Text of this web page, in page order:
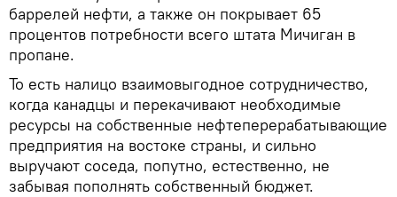
баррелей нефти, а также он покрывает 65
процентов потребности всего штата Мичиган в
пропане.
То есть налицо взаимовыгодное сотрудничество,
когда канадцы и перекачивают необходимые
ресурсы на собственные нефтеперерабатывающие
предприятия на востоке страны, и сильно
выручают соседа, попутно, естественно, не
забывая пополнять собственный бюджет.